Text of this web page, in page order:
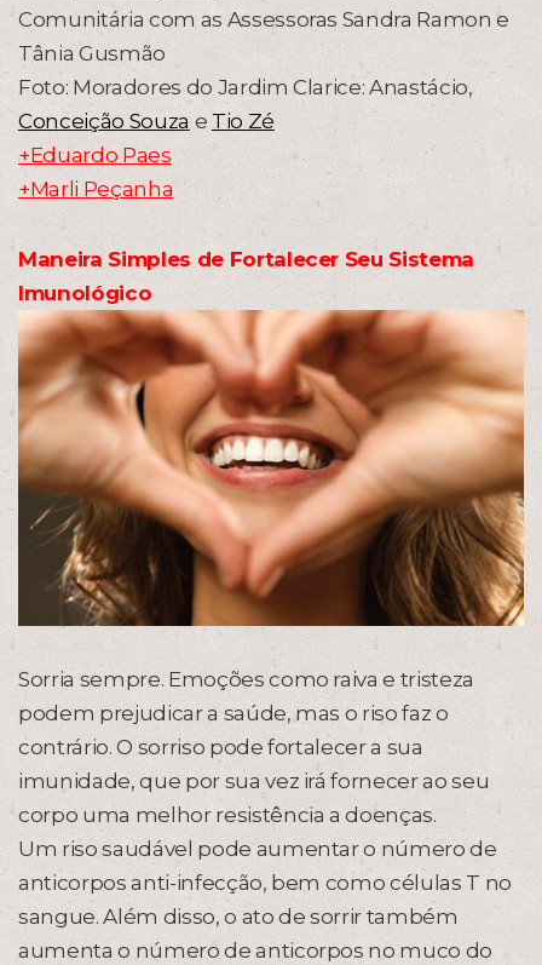
Comunitária com as Assessoras Sandra Ramon e
Tânia Gusmão
Foto: Moradores do Jardim Clarice: Anastácio,
Conceição Souza e Tio Zé
+Eduardo Paes
+Marli Peçanha
Maneira Simples de Fortalecer Seu Sistema
Imunológico
Sorria sempre. Emoções como raiva e tristeza
podem prejudicar a saúde, mas o riso faz o
contrário. O sorriso pode fortalecer a sua
imunidade, que por sua vez irá fornecer ao seu
corpo uma melhor resistência a doenças.
Um riso saudável pode aumentar o número de
anticorpos anti-infecção, bem como células T no
sangue. Além disso, o ato de sorrir também
aumenta o número de anticorpos no muco do